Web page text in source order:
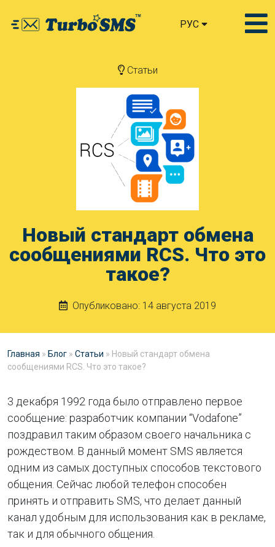
РУС
Статьи
Новый стандарт обмена
сообщениями RCS. Что это
такое?
Опубликовано: 14 августа 2019
Главная » Блог » Статьи » Новый стандарт обмена
сообщениями RCS. Что это такое?
3 декабря 1992 года было отправлено первое
сообщение: разработчик компании “Vodafone”
поздравил таким образом своего начальника с
рождеством. В данный момент SMS является
одним из самых доступных способов текстового
общения. Сейчас любой телефон способен
принять и отправить SMS, что делает данный
канал удобным для использования как в рекламе,
так и для обычного общения.